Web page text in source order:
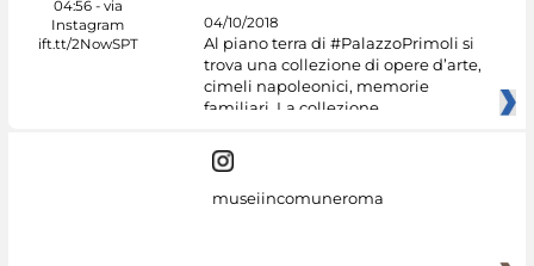
04/10/2018
Al piano terra di #PalazzoPrimoli si
trova una collezione di opere d’arte,
cimeli napoleonici, memorie
familiari. La collezione
museiincomuneroma